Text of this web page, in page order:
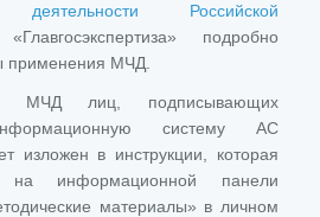
деятельности Российской
подробно
применения МЧД.
МЧД лиц, подписывающих
систему АС
изложен в инструкции, которая
информационной панели
материалы» в личном